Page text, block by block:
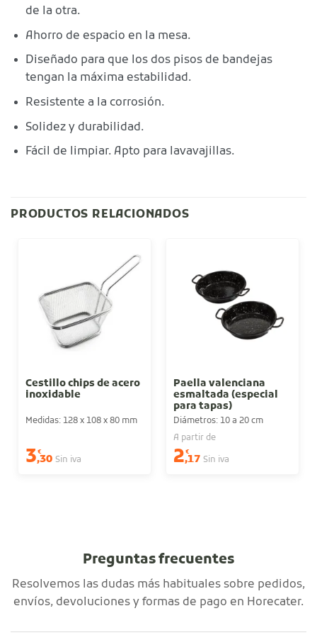
de la otra.
Ahorro de espacio en la mesa.
Diseñado para que los dos pisos de bandejas
tengan la máxima estabilidad.
Resistente a la corrosión.
Solidez y durabilidad.
Fácil de limpiar. Apto para lavavajillas.
PRODUCTOS RELACIONADOS
Cestillo chips de acero
inoxidable
Medidas: 128 x 108 x 80 mm
3€
,30 Sin iva
Paella valenciana
esmaltada (especial
para tapas)
Diámetros: 10 a 20 cm
A partir de
2€
,17 Sin iva
Preguntas frecuentes
Resolvemos las dudas más habituales sobre pedidos,
envíos, devoluciones y formas de pago en Horecater.